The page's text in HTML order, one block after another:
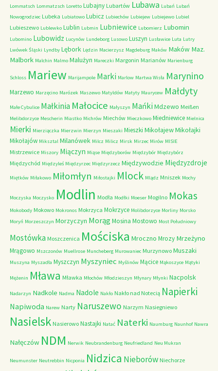
Lommatsch Lommatzsch Loretto Lubajny Lubartów Lubawa Lubań Lubań
Nowogrodziec Lubeka Lubiatowo Lubicz Lubiechów Lubiejew Lubiejewo Lubiel
Lubieszewo Lublewko Lublin Lubmin Lubniewice Lubomierz Lubomin
Lubomino Lubowidz Lucynów Lundeborg Lusowo Luszyn Lusławice Luta Lutry
Lwówek Śląski Lyndby Lębork Lędzin Macierzysz Magdeburg Maków Maków Maz.
Malbork Malchin Malmo Malużyn Mareczki Margonin Marianów Marienburg
Schloss Mariew Marijampole Marki Marlow Martwa Wisła Marynino
Marzewo Marzęcino Marózek Maszewo Matyldów Matyty Maurycew Małdyty
Małe Cybulice Małkinia Małocice Małyszyn MańkiMdzewo Meißen
Melibdorzyce Mescherin Miastko Michrów Miechów Mieczkowo Miedniewice Mielnica
Mierki Mierziączka Mierzwin Mierzyn Mieszaki Mieszki MikołajewMikołajki
Mikołajów Miksztal Milanówek Milcz Milicz Mirsk Mirzec Mirów MISIE
Mistrzewice Miszory Miączyn Miąse Międzyborów Międzybór Międzybórz
Międzychód Międzyleś Międzyrzec Międzyrzecz Międzywodzie Międzyzdroje
Miętków Miłakowo Miłomłyn Miłostajki Mlock Mlądz Mniszek Mochy
Moczyska Moczysko Modlin Modła Modłki Moeser Mogilno Mokas
Mokobody Mokowo Mokronos Mokrzyca Mokrzyce Molibdorzyce Morliny Morsko
Moryń Morzeszczyn Morzyczyn MorągMosina Mostowo Most Południowy
Mostówka Moszczenica Mościska Mroczno Mrozy Mrzeżyno
Mrągowo Mszczonów Muellrose Muncheberg Murowaniec Murzynowo Muszaki
Muszyna Myszadła Myszczyn Myszyniec Myślinów Mącice Mąkoszyce Mątyki
Mężenin Mława Mławka Młochów Młodzieszyn Młynary Młynki Nacpolsk
Nadarzyn Nadkole Nadma Nadole Nakło Nakło nad Notecią Napierki
Napiwoda Narew Narty Naruszewo Narzym Nasiegniewo
Nasielsk Nasierowo Nastajki Natać Naterki Naumburg Naunhof Nawra
Nałęczów NDM Nerwik Neubrandenburg Neufriedland Neu Mukran
Neumunster Neutrebbin Nicponia Nidzica Nieborów Niechorze